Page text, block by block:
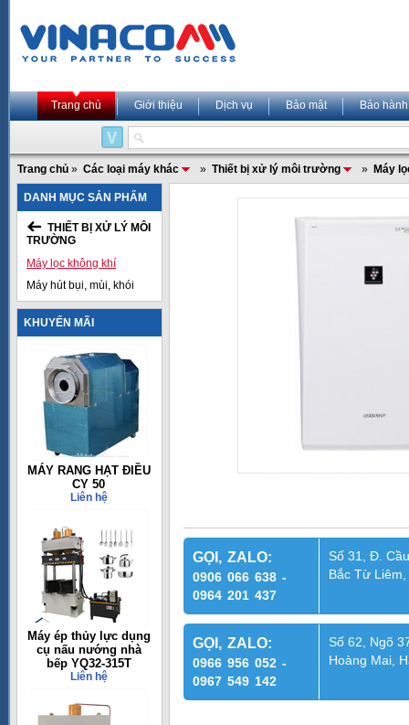
Trang chủ Giới thiệu Dịch vụ Bảo mật Bảo hành
Trang chủ » Các loại máy khác » Thiết bị xử lý môi trường » Máy
DANH MỤC SẢN PHẨM
THIẾT BỊ XỬ LÝ MÔI
TRƯỜNG
Máy lọc không khí
Máy hút bụi, mùi, khói
KHUYẾN MÃI
MÁY RANG HẠT ĐIỀU
CY 50
Liên hệ
Máy ép thủy lực dụng
cụ nấu nướng nhà
bếp YQ32-315T
Liên hệ
GỌI, ZALO:
0906 066 638 -
0964 201 437
Số 31, Đ.
Bắc Từ
GỌI, ZALO:
0966 956 052 -
0967 549 142
Số 62, Ngõ
Hoàng Mai,